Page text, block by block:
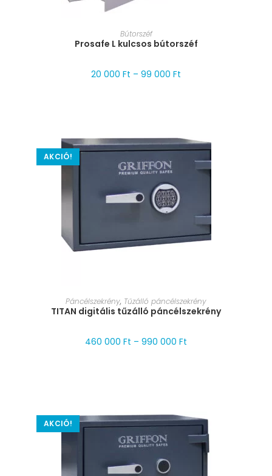
MÉRET VÁLASZTÁSA
Bútorszéf
Prosafe L kulcsos bútorszéf
20 000 Ft – 99 000 Ft
AKCIÓ!
MÉRET VÁLASZTÁSA
Páncélszekrény, Tűzálló páncélszekrény
TITAN digitális tűzálló páncélszekrény
460 000 Ft – 990 000 Ft
AKCIÓ!